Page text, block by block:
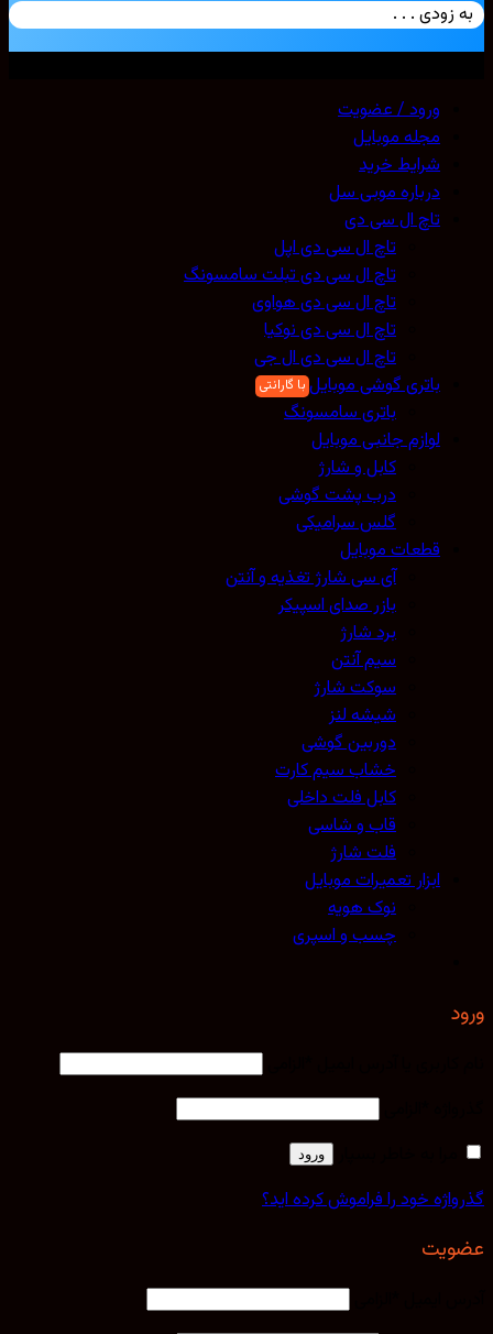
زودی . . .
ورود / عضویت
مجله موبایل
شرایط خرید
درباره موبی سل
تاچ ال سی دی
تاچ ال سی دی اپل
تاچ ال سی دی تبلت سامسونگ
تاچ ال سی دی هواوی
تاچ ال سی دی نوکیا
تاچ ال سی دی ال جی
باتری گوشی موبایل
باتری سامسونگ
لوازم جانبی موبایل
کابل و شارژ
درب پشت گوشی
گلس سرامیکی
قطعات موبایل
آی سی شارژ تغذیه و آنتن
بازر صدای اسپیکر
برد شارژ
سیم آنتن
سوکت شارژ
شیشه لنز
دوربین گوشی
خشاب سیم کارت
کابل فلت داخلی
قاب و شاسی
فلت شارژ
ابزار تعمیرات موبایل
نوک هویه
چسب و اسپری
مرا به خاطر بسپار
خود را فراموش کرده اید؟